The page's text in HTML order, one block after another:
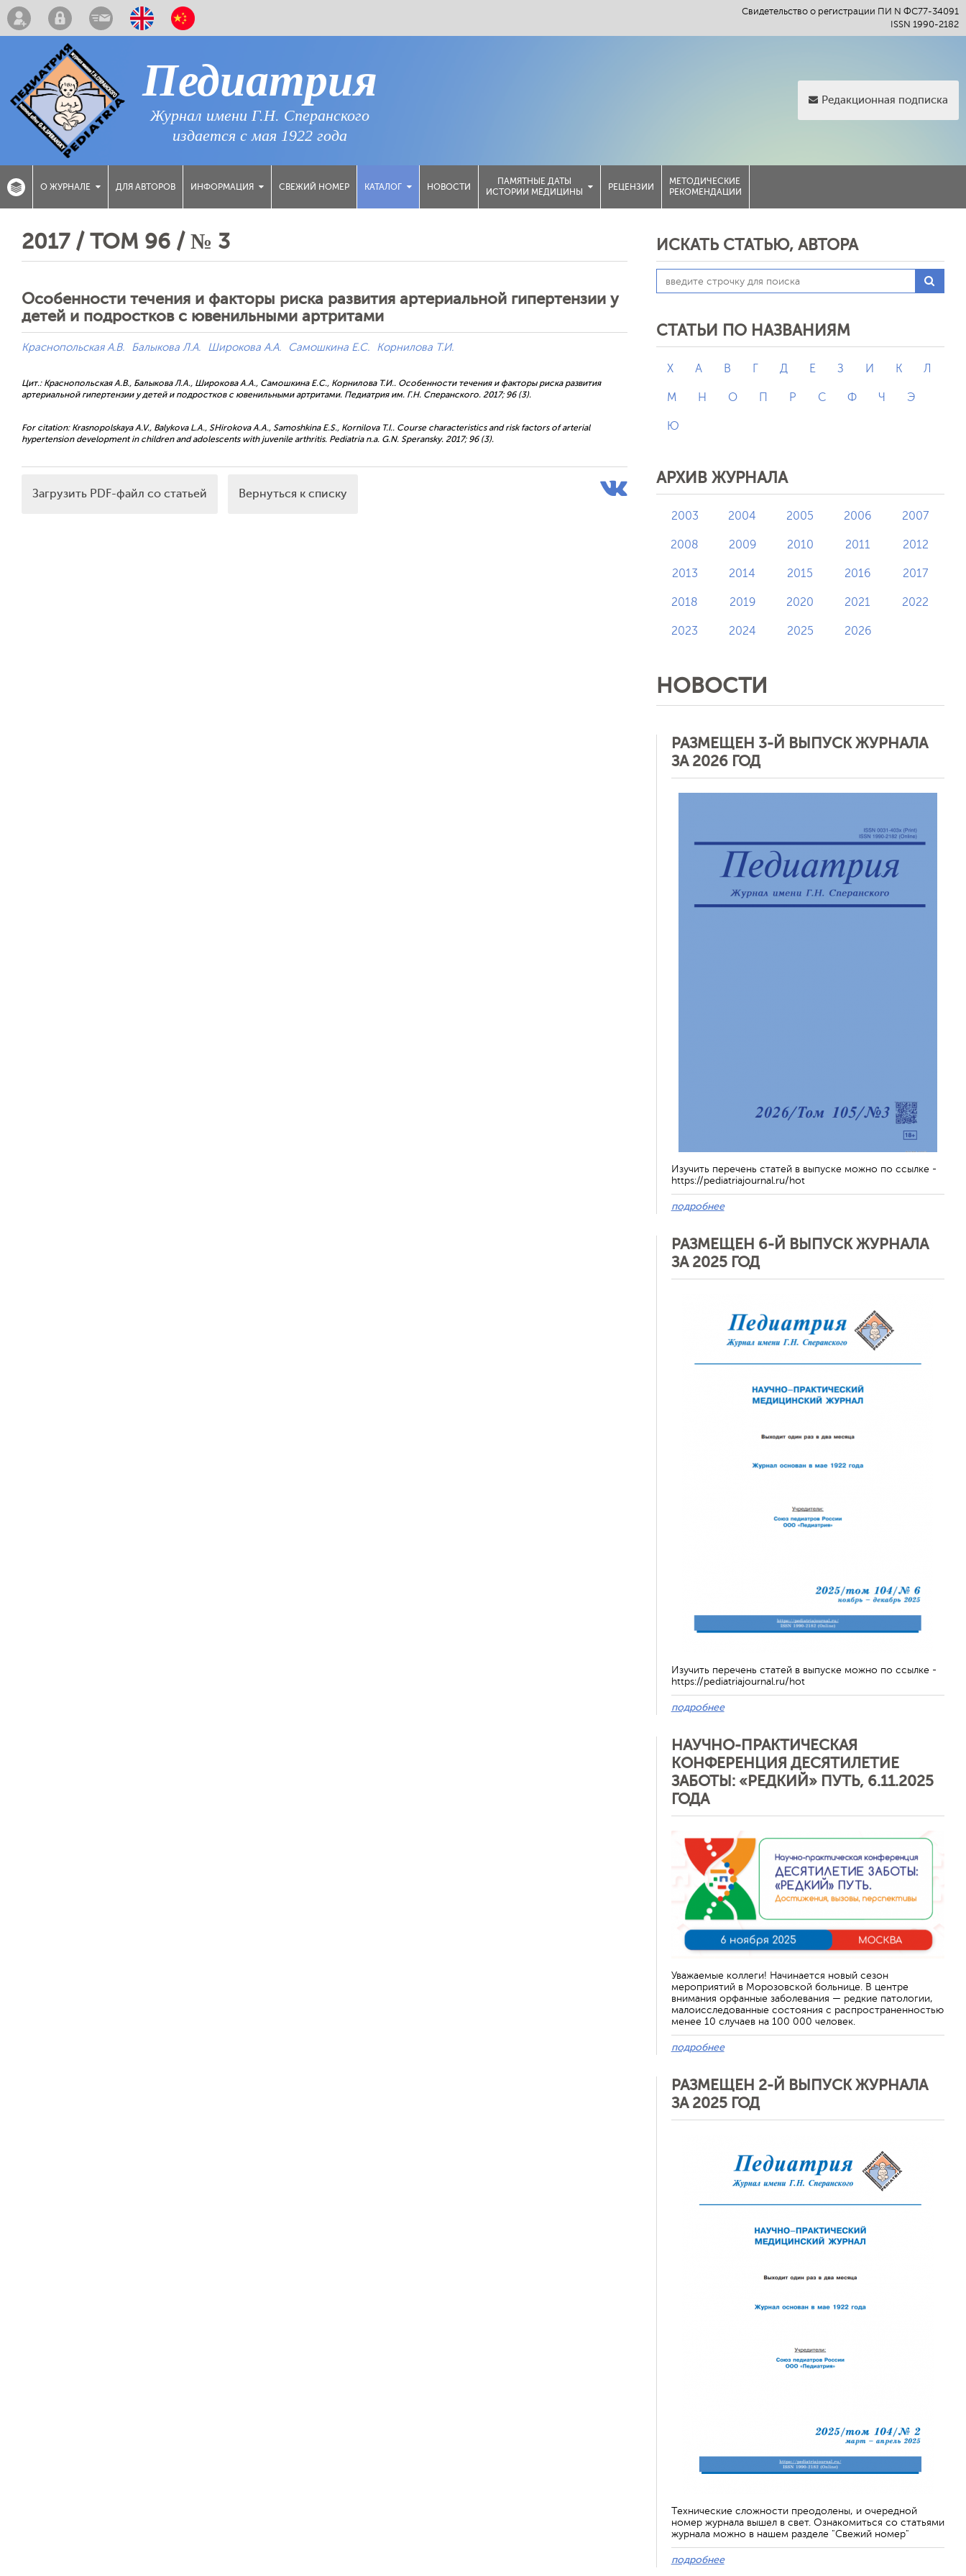
Свидетельство о регистрации ПИ N ФС77-34091
ISSN 1990-2182
Педиатрия
Журнал имени Г.Н. Сперанского
издается с мая 1922 года
Редакционная подписка
О ЖУРНАЛЕ ДЛЯ АВТОРОВ ИНФОРМАЦИЯ СВЕЖИЙ НОМЕР КАТАЛОГ НОВОСТИ
ПАМЯТНЫЕ ДАТЫ
ИСТОРИИ МЕДИЦИНЫ
РЕЦЕНЗИИ
МЕТОДИЧЕСКИЕ
РЕКОМЕНДАЦИИ
2017 / ТОМ 96 / № 3
Особенности течения и факторы риска развития артериальной гипертензии у
детей и подростков с ювенильными артритами
Краснопольская А.В. Балыкова Л.А. Широкова А.А. Самошкина Е.С. Корнилова Т.И.
Цит.: Краснопольская А.В., Балыкова Л.А., Широкова А.А., Самошкина Е.С., Корнилова Т.И.. Особенности течения и факторы риска развития
артериальной гипертензии у детей и подростков с ювенильными артритами. Педиатрия им. Г.Н. Сперанского. 2017; 96 (3).
For citation: Krasnopolskaya A.V., Balykova L.A., SHirokova A.A., Samoshkina E.S., Kornilova T.I.. Course characteristics and risk factors of arterial
hypertension development in children and adolescents with juvenile arthritis. Pediatria n.a. G.N. Speransky. 2017; 96 (3).
Загрузить PDF-файл со статьей Вернуться к списку
ИСКАТЬ СТАТЬЮ, АВТОРА
СТАТЬИ ПО НАЗВАНИЯМ
X А В Г Д Е З И К Л
М Н О П Р С Ф Ч Э
Ю
АРХИВ ЖУРНАЛА
2003 2004 2005 2006 2007
2008 2009 2010 2011 2012
2013 2014 2015 2016 2017
2018 2019 2020 2021 2022
2023 2024 2025 2026
НОВОСТИ
РАЗМЕЩЕН 3-Й ВЫПУСК ЖУРНАЛА
ЗА 2026 ГОД
Изучить перечень статей в выпуске можно по ссылке -
https://pediatriajournal.ru/hot
подробнее
РАЗМЕЩЕН 6-Й ВЫПУСК ЖУРНАЛА
ЗА 2025 ГОД
Изучить перечень статей в выпуске можно по ссылке -
https://pediatriajournal.ru/hot
подробнее
НАУЧНО-ПРАКТИЧЕСКАЯ
КОНФЕРЕНЦИЯ ДЕСЯТИЛЕТИЕ
ЗАБОТЫ: «РЕДКИЙ» ПУТЬ, 6.11.2025
ГОДА
Уважаемые коллеги! Начинается новый сезон
мероприятий в Морозовской больнице. В центре
внимания орфанные заболевания — редкие патологии,
малоисследованные состояния с распространенностью
менее 10 случаев на 100 000 человек.
подробнее
РАЗМЕЩЕН 2-Й ВЫПУСК ЖУРНАЛА
ЗА 2025 ГОД
Технические сложности преодолены, и очередной
номер журнала вышел в свет. Ознакомиться со статьями
журнала можно в нашем разделе "Свежий номер"
подробнее
Отменить